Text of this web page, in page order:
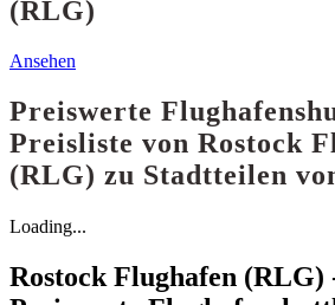
(RLG)
Ansehen
Preiswerte
Preisliste von Rostock
(RLG) zu Stadtteilen
Loading...
Rostock Flughafen (RLG)